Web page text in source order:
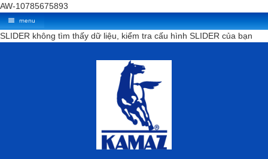
AW-10785675893
menu
SLIDER không tìm thấy dữ liệu, kiểm tra cấu hình SLIDER của bạn